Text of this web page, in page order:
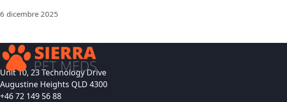
6 dicembre 2025
Unit 10, 23 Technology Drive
Augustine Heights QLD 4300
+46 72 149 56 88